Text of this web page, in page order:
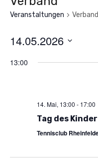
Veranstaltungen Verband
14.05.2026
13:00
14. Mai, 13:00 - 17:00
Tag des
Tennisclub